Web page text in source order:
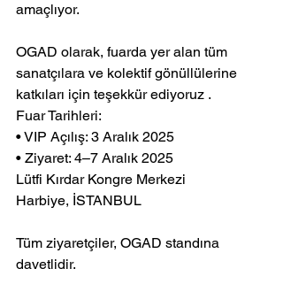
amaçlıyor.
OGAD olarak, fuarda yer alan tüm
sanatçılara ve kolektif gönüllülerine
katkıları için teşekkür ediyoruz .
Fuar Tarihleri:
• VIP Açılış: 3 Aralık 2025
• Ziyaret: 4–7 Aralık 2025
Lütfi Kırdar Kongre Merkezi
Harbiye, İSTANBUL
Tüm ziyaretçiler, OGAD standına
davetlidir.